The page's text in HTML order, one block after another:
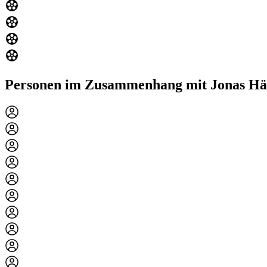
Personen im Zusammenhang mit Jonas